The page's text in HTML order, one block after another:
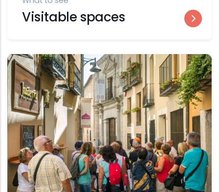
Visitable spaces